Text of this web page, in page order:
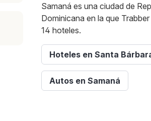
Samaná es una ciudad de
Dominicana en la que
14 hoteles.
Hoteles en Santa
Autos en Samaná